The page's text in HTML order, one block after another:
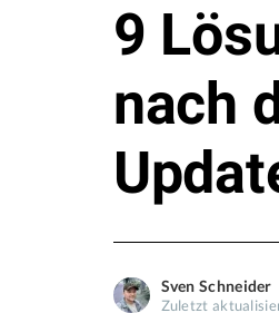
9
nach
Sven Schneider
Zuletzt